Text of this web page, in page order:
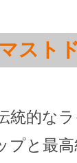
スト
統的な
プと最